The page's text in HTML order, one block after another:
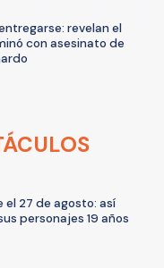
revelan el
con asesinato de
el 27 de agosto: así
personajes 19 años